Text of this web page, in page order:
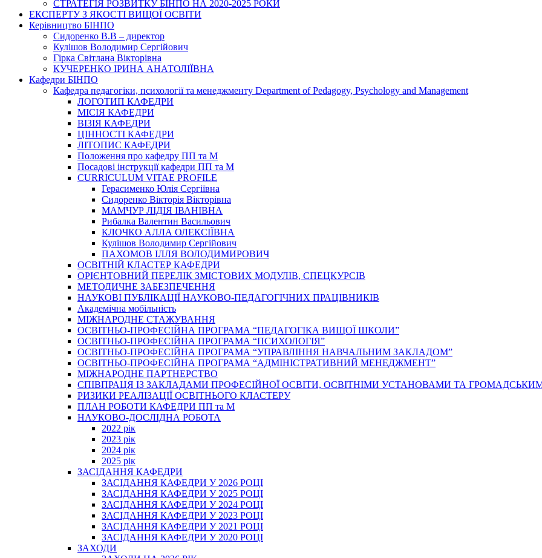
СТРАТЕГІЯ РОЗВИТКУ БІНПО НА 2020-2025 РОКИ
ЕКСПЕРТУ З ЯКОСТІ ВИЩОЇ ОСВІТИ
Керівництво БІНПО
Сидоренко В.В – директор
Кулішов Володимир Сергійович
Гірка Світлана Вікторівна
КУЧЕРЕНКО ІРИНА АНАТОЛІЇВНА
Кафедри БІНПО
Кафедра педагогіки, психології та менеджменту Department of Pedagogy, Psychology and Management
ЛОГОТИП КАФЕДРИ
МІСІЯ КАФЕДРИ
ВІЗІЯ КАФЕДРИ
ЦІННОСТІ КАФЕДРИ
ЛІТОПИС КАФЕДРИ
Положення про кафедру ПП та М
Посадові інструкції кафедри ПП та М
CURRICULUM VITAE PROFILE
Герасименко Юлія Сергіївна
Сидоренко Вікторія Вікторівна
МАМЧУР ЛІДІЯ ІВАНІВНА
Рибалка Валентин Васильович
КЛОЧКО АЛЛА ОЛЕКСІЇВНА
Кулішов Володимир Сергійович
ПАХОМОВ ІЛЛЯ ВОЛОДИМИРОВИЧ
ОСВІТНІЙ КЛАСТЕР КАФЕДРИ
ОРІЄНТОВНИЙ ПЕРЕЛІК ЗМІСТОВИХ МОДУЛІВ, СПЕЦКУРСІВ
МЕТОДИЧНЕ ЗАБЕЗПЕЧЕННЯ
НАУКОВІ ПУБЛІКАЦІЇ НАУКОВО-ПЕДАГОГІЧНИХ ПРАЦІВНИКІВ
Академічна мобільність
МІЖНАРОДНЕ СТАЖУВАННЯ
ОСВІТНЬО-ПРОФЕСІЙНА ПРОГРАМА “ПЕДАГОГІКА ВИЩОЇ ШКОЛИ”
ОСВІТНЬО-ПРОФЕСІЙНА ПРОГРАМА “ПСИХОЛОГІЯ”
ОСВІТНЬО-ПРОФЕСІЙНА ПРОГРАМА “УПРАВЛІННЯ НАВЧАЛЬНИМ ЗАКЛАДОМ”
ОСВІТНЬО-ПРОФЕСІЙНА ПРОГРАМА “АДМІНІСТРАТИВНИЙ МЕНЕДЖМЕНТ”
МІЖНАРОДНЕ ПАРТНЕРСТВО
СПІВПРАЦЯ ІЗ ЗАКЛАДАМИ ПРОФЕСІЙНОЇ ОСВІТИ, ОСВІТНІМИ УСТАНОВАМИ ТА
РИЗИКИ РЕАЛІЗАЦІЇ ОСВІТНЬОГО КЛАСТЕРУ
ПЛАН РОБОТИ КАФЕДРИ ПП та М
НАУКОВО-ДОСЛІДНА РОБОТА
2022 рік
2023 рік
2024 рік
2025 рік
ЗАСІДАННЯ КАФЕДРИ
ЗАСІДАННЯ КАФЕДРИ У 2026 РОЦІ
ЗАСІДАННЯ КАФЕДРИ У 2025 РОЦІ
ЗАСІДАННЯ КАФЕДРИ У 2024 РОЦІ
ЗАСІДАННЯ КАФЕДРИ У 2023 РОЦІ
ЗАСІДАННЯ КАФЕДРИ У 2021 РОЦІ
ЗАСІДАННЯ КАФЕДРИ У 2020 РОЦІ
ЗАХОДИ